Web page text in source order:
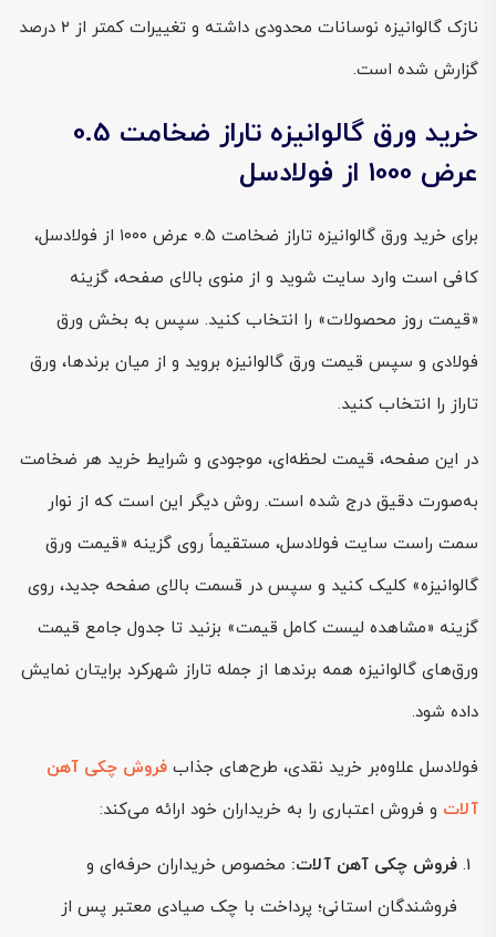
نازک گالوانیزه نوسانات محدودی داشته و تغییرات کمتر از ۲ درصد
گزارش شده است.
خرید ورق گالوانیزه تاراز ضخامت 0.5
عرض 1000 از فولادسل
برای خرید ورق گالوانیزه تاراز ضخامت ۰.۵ عرض ۱۰۰۰ از فولادسل،
کافی است وارد سایت شوید و از منوی بالای صفحه، گزینه
«قیمت روز محصولات» را انتخاب کنید. سپس به بخش ورق
فولادی و سپس قیمت ورق گالوانیزه بروید و از میان برندها، ورق
تاراز را انتخاب کنید.
در این صفحه، قیمت لحظه‌ای، موجودی و شرایط خرید هر ضخامت
به‌صورت دقیق درج شده است. روش دیگر این است که از نوار
سمت راست سایت فولادسل، مستقیماً روی گزینه «قیمت ورق
گالوانیزه» کلیک کنید و سپس در قسمت بالای صفحه جدید، روی
گزینه «مشاهده لیست کامل قیمت» بزنید تا جدول جامع قیمت
ورق‌های گالوانیزه همه‌ برندها از جمله تاراز شهرکرد برایتان نمایش
داده شود.
فولادسل علاوه‌بر خرید نقدی، طرح‌های جذاب فروش چکی آهن
آلات و فروش اعتباری را به خریداران خود ارائه می‌کند:
فروش چکی آهن آلات: مخصوص خریداران حرفه‌ای و
فروشندگان استانی؛ پرداخت با چک صیادی معتبر پس از